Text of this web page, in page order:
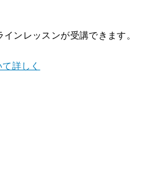
ンレッスンが受講できます。
詳しく